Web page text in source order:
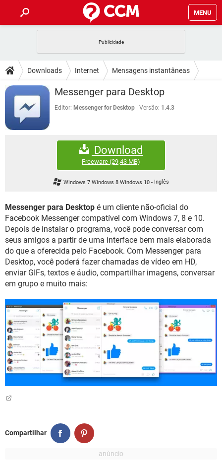
MENU
CELULAR FACEBOOK
EXCEL
INSTAGRAM GMAIL
GUIA DE COMPRAS
DICAS
JOGOS
CELULAR
OUTLOOK
DOWNLOADS
JOGOS WHATSAPP
CELULAR
EXCEL
GMAIL
FÓRUM
FACEBOOK
EXCEL
GMAIL
WHATSAPP
INSTAGRAM GMAIL
GUIA DE COMPRAS
Downloads Internet Mensagens instantâneas
Messenger para Desktop
Editor: Messenger for Desktop Versão: 1.4.3
Download
Freeware (29,43 MB)
Windows 7 Windows 8 Windows 10 - Inglês
Messenger para Desktop é um cliente não-oficial do
Facebook Messenger compatível com Windows 7, 8 e 10.
Depois de instalar o programa, você pode conversar com
seus amigos a partir de uma interface bem mais elaborada
do que a oferecida pelo Facebook. Com Messenger para
Desktop, você poderá fazer chamadas de vídeo em HD,
enviar GIFs, textos e áudio, compartilhar imagens, conversar
em grupo e muito mais:
Compartilhar